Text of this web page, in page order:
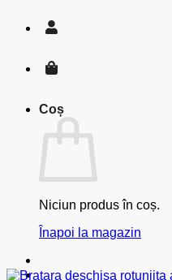
Coș
Niciun produs în coș.
Înapoi la magazin